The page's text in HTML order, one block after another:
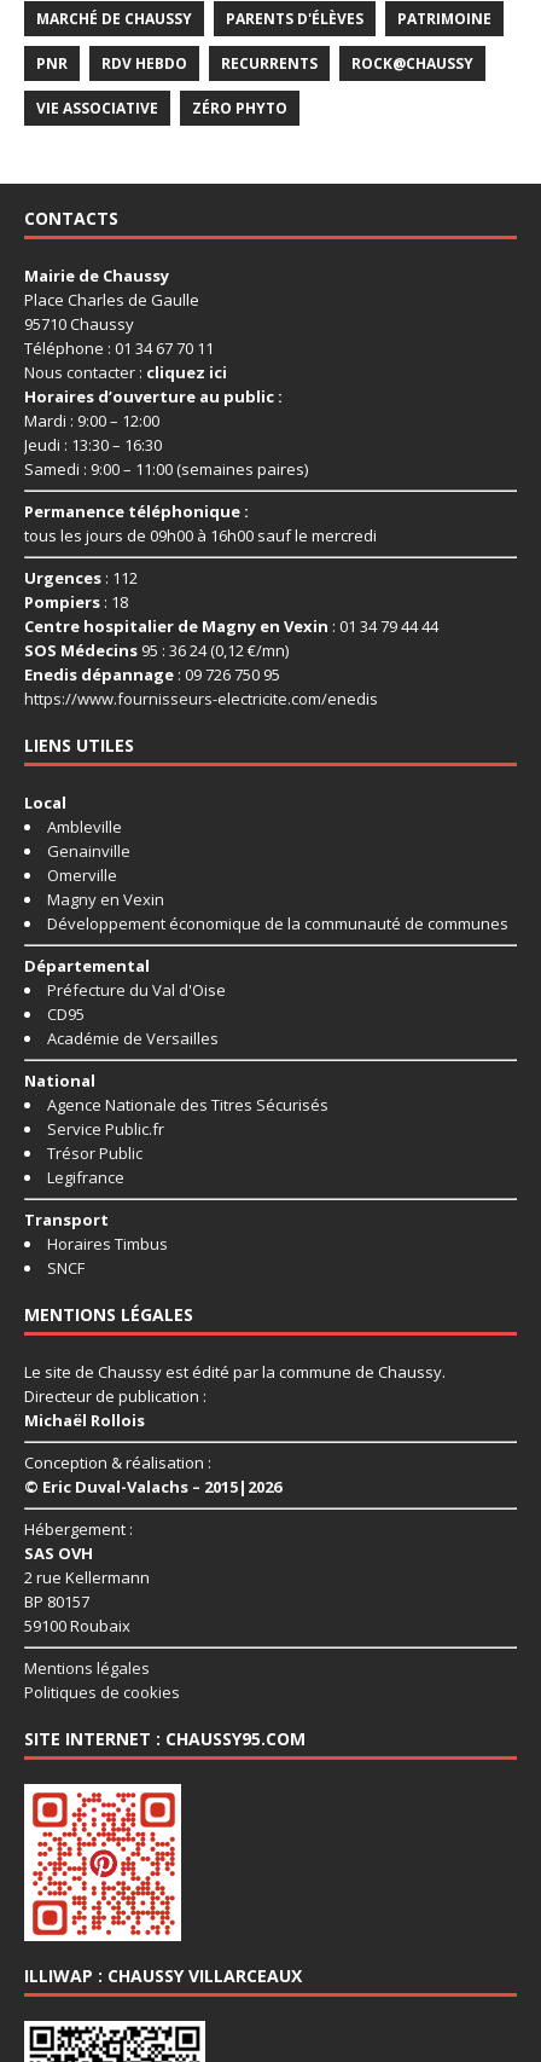
MARCHÉ DE CHAUSSY PARENTS D'ÉLÈVES PATRIMOINE
PNR RDV HEBDO RECURRENTS ROCK@CHAUSSY
VIE ASSOCIATIVE ZÉRO PHYTO
CONTACTS
Mairie de Chaussy
Place Charles de Gaulle
95710 Chaussy
Téléphone : 01 34 67 70 11
Nous contacter : cliquez ici
Horaires d’ouverture au public :
Mardi : 9:00 – 12:00
Jeudi : 13:30 – 16:30
Samedi : 9:00 – 11:00 (semaines paires)
Permanence téléphonique :
tous les jours de 09h00 à 16h00 sauf le mercredi
Urgences : 112
Pompiers : 18
Centre hospitalier de Magny en Vexin : 01 34 79 44 44
SOS Médecins 95 : 36 24 (0,12 €/mn)
Enedis dépannage : 09 726 750 95
https://www.fournisseurs-electricite.com/enedis
LIENS UTILES
Local
Ambleville
Genainville
Omerville
Magny en Vexin
Développement économique de la communauté de communes
Départemental
Préfecture du Val d'Oise
CD95
Académie de Versailles
National
Agence Nationale des Titres Sécurisés
Service Public.fr
Trésor Public
Legifrance
Transport
Horaires Timbus
SNCF
MENTIONS LÉGALES
Le site de Chaussy est édité par la commune de Chaussy.
Directeur de publication :
Michaël Rollois
Conception & réalisation :
© Eric Duval-Valachs – 2015|2026
Hébergement :
SAS OVH
2 rue Kellermann
BP 80157
59100 Roubaix
Mentions légales
Politiques de cookies
SITE INTERNET : CHAUSSY95.COM
ILLIWAP : CHAUSSY VILLARCEAUX